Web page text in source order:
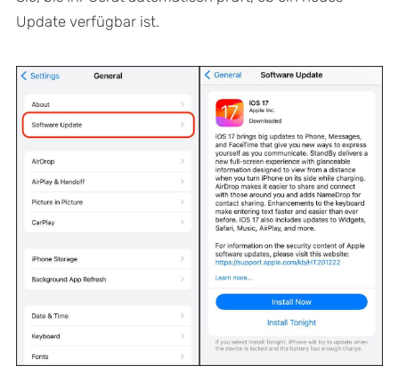
Update verfügbar ist.